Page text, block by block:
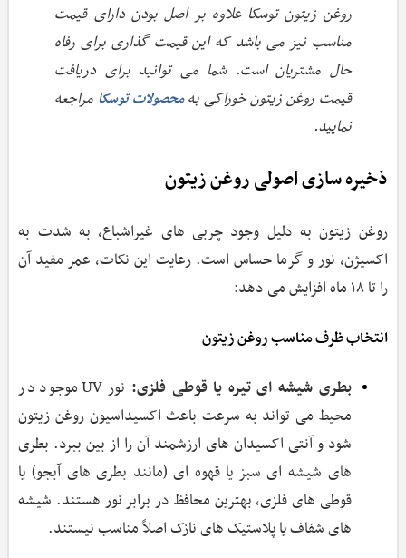
روغن زیتون توسکا علاوه بر اصل بودن دارای قیمت
مناسب نیز می باشد که این قیمت گذاری برای رفاه
حال مشتریان است. شما می توانید برای دریافت
قیمت روغن زیتون خوراکی بهمحصولات توسکا مراجعه
نمایید.
ذخیره ‌سازی اصولی روغن زیتون
روغن زیتون به دلیل وجود چربی‌ های غیراشباع، به شدت به
اکسیژن، نور و گرما حساس است. رعایت این نکات، عمر مفید آن
را تا ۱۸ ماه افزایش می‌ دهد:
انتخاب ظرف مناسب روغن زیتون
بطری شیشه ‌ای تیره یا قوطی فلزی:
نور UV موجود در
محیط می ‌تواند به سرعت باعث اکسیداسیون روغن زیتون
شود و آنتی ‌اکسیدان ‌های ارزشمند آن را از بین ببرد. بطری‌
های شیشه‌ ای سبز یا قهوه‌ ای (مانند بطری‌ های آبجو) یا
قوطی ‌های فلزی، بهترین محافظ در برابر نور هستند. شیشه‌
های شفاف یا پلاستیک‌ های نازک اصلاً مناسب نیستند.